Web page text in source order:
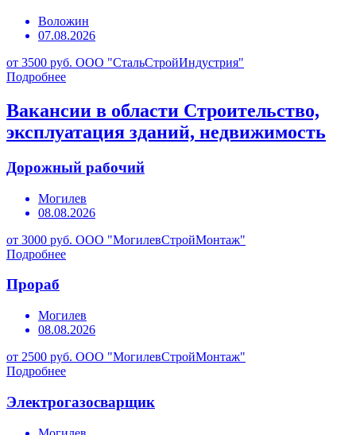
Воложин
07.08.2026
от 3500 руб. ООО "СтальСтройИндустрия"
Подробнее
Вакансии в области Строительство,
эксплуатация зданий, недвижимость
Дорожный рабочий
Могилев
08.08.2026
от 3000 руб. ООО "МогилевСтройМонтаж"
Подробнее
Прораб
Могилев
08.08.2026
от 2500 руб. ООО "МогилевСтройМонтаж"
Подробнее
Электрогазосварщик